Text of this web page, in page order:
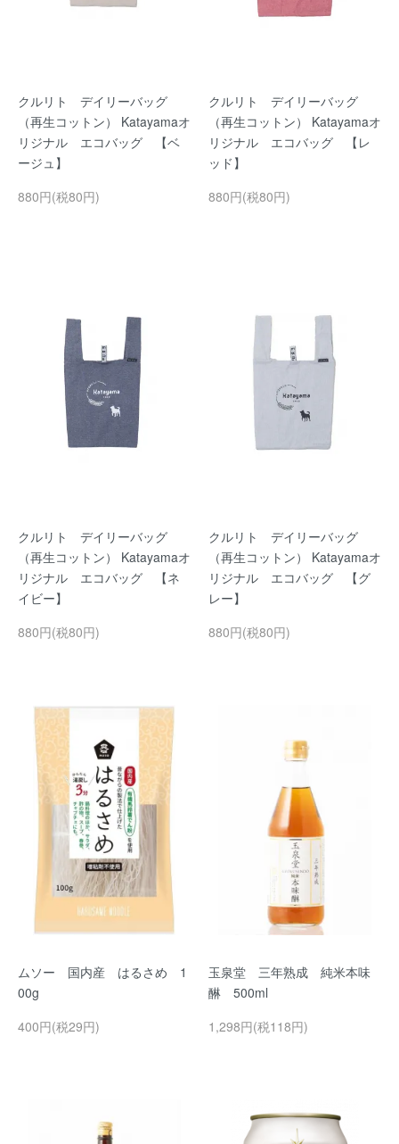
クルリト デイリーバッグ
（再生コットン） Katayamaオ
リジナル エコバッグ 【ベ
ージュ】
880円(税80円)
クルリト デイリーバッグ
（再生コットン） Katayamaオ
リジナル エコバッグ 【レ
ッド】
880円(税80円)
クルリト デイリーバッグ
（再生コットン） Katayamaオ
リジナル エコバッグ 【ネ
イビー】
880円(税80円)
クルリト デイリーバッグ
（再生コットン） Katayamaオ
リジナル エコバッグ 【グ
レー】
880円(税80円)
ムソー 国内産 はるさめ 1
00g
400円(税29円)
玉泉堂 三年熟成 純米本味
醂 500ml
1,298円(税118円)